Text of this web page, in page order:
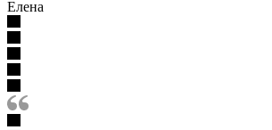
Елена